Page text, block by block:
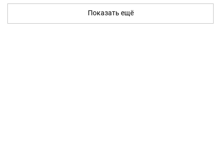
Показать ещё